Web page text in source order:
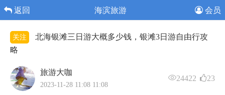
返回 海滨旅游 会员
关注
北海银滩三日游大概多少钱，银滩3日游自由行攻
略
旅游大咖
2023-11-28 11:08 11:08
24422 23